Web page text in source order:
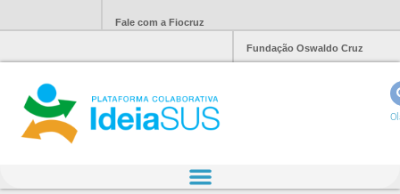
Fale com a Fiocruz
Fundação Oswaldo Cruz